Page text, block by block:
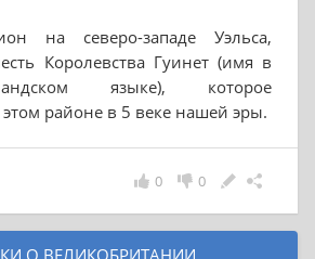
на северо-западе Уэльса,
Королевства Гуинет (имя в
языке), которое
этом районе в 5 веке нашей эры.
0
0
О ВЕЛИКОБРИТАНИИ